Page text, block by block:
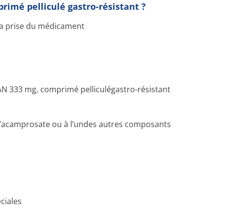
pelliculé gastro-résistant ?
prise du médicament
333 mg, comprimé pelliculégastro-résistant
ou à l’undes autres composants